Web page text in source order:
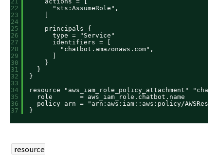
22
23
24
25
26
27
28
29
30
31
32
33
34
35
36
37
"sts:AssumeRole",
principals {
type = "Service"
identifiers = [
"chatbot.amazonaws.com",
}
}
}
resource "aws_iam_role_policy_attachment"
role       = aws_iam_role.chatbot.name
policy_arn = "arn:aws:iam::aws:policy/
}
resource